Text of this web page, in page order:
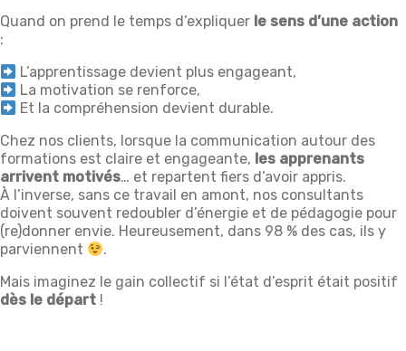
Quand on prend le temps d’expliquer le sens d’une action
:
L’apprentissage devient plus engageant,
La motivation se renforce,
Et la compréhension devient durable.
Chez nos clients, lorsque la communication autour des
formations est claire et engageante, les apprenants
arrivent motivés… et repartent fiers d’avoir appris.
À l’inverse, sans ce travail en amont, nos consultants
doivent souvent redoubler d’énergie et de pédagogie pour
(re)donner envie. Heureusement, dans 98 % des cas, ils y
parviennent
.
Mais imaginez le gain collectif si l’état d’esprit était positif
dès le départ !